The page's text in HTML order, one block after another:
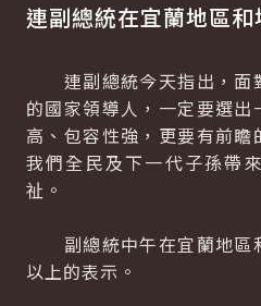
連副總統在宜蘭地區
連副總統今天指出，面
的國家領導人，一定要選
高、包容性強，更要有前
我們全民及下一代子孫帶
祉。
副總統中午在宜蘭地區
以上的表示。